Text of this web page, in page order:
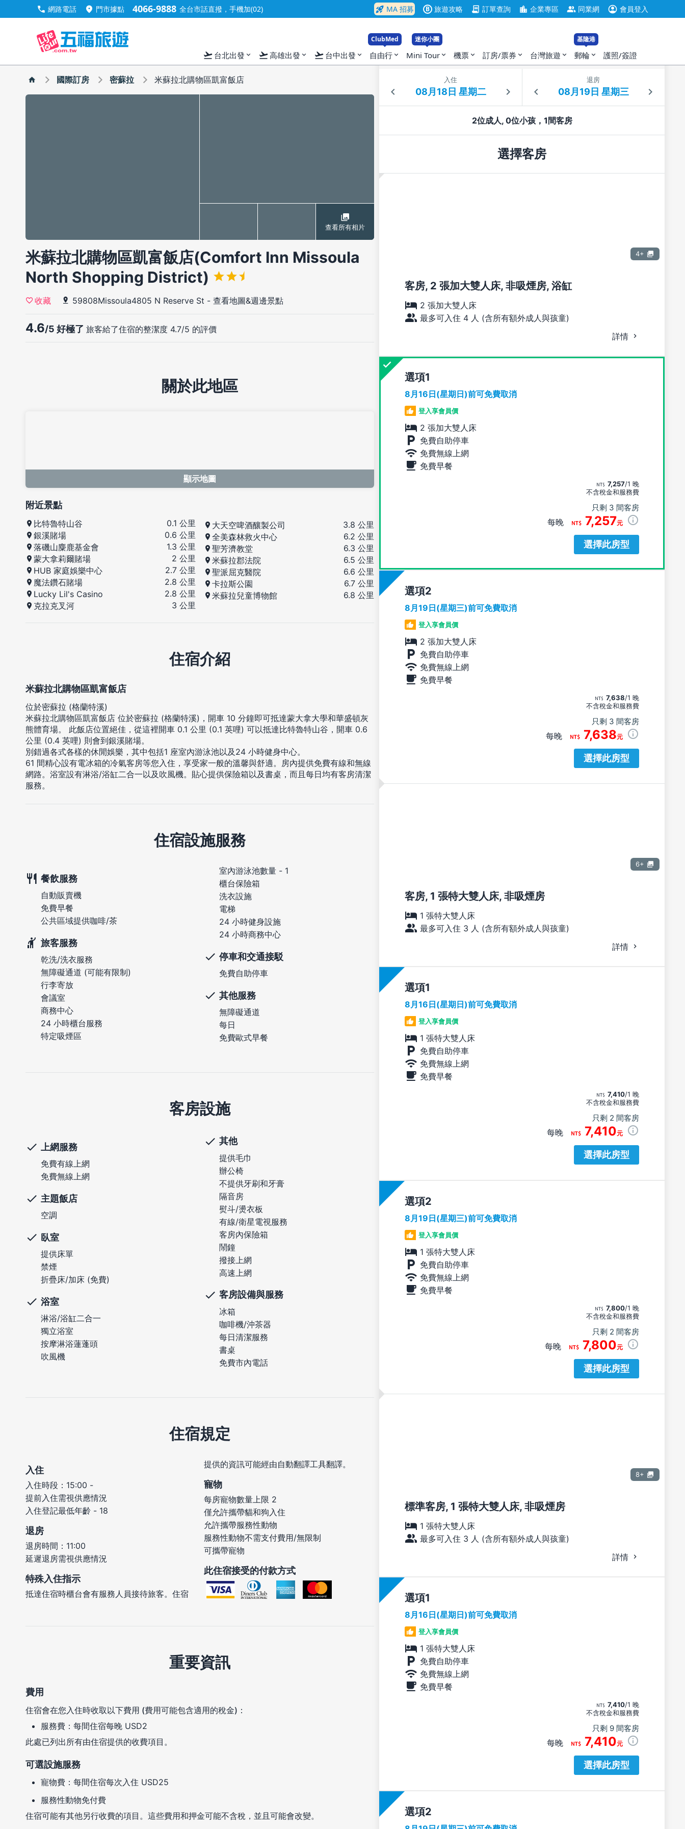
call 網路電話 location_on 門市據點 4066-9888 全台市話直撥，手機加(02) rocket_launch MA 招募 B 旅遊攻略 contract 訂單查詢 location_city 企業專區 group 同業網 account_circle 會員登入
flight_takeoff 台北出發 expand_more flight_takeoff高雄出發 expand_more flight_takeoff 台中出發 expand_more
ClubMed
自由行 expand_more
迷你小團
Mini Tour expand_more 機票 expand_more 訂房/票券 expand_more 台灣旅遊 expand_more
基隆港
郵輪 expand_more 護照/簽證
國際訂房 密蘇拉 米蘇拉北購物區凱富飯店
查看所有相片
米蘇拉北購物區凱富飯店(Comfort Inn Missoula
North Shopping District)
收藏 59808Missoula4805 N Reserve St - 查看地圖&週邊景點
4.6/5 好極了 旅客給了住宿的整潔度 4.7/5 的評價
入住 退房
2位成人, 0位小孩，1間客房
選擇客房
4+
客房, 2 張加大雙人床, 非吸煙房, 浴缸
2 張加大雙人床
最多可入住 4 人 (含所有額外成人與孩童)
詳情
選項
8月16日(星期日)前可免費取消
登入享會員價
2 張加大雙人床
免費自助停車
免費無線上網
免費早餐
7,257/1 晚
不含稅金和服務費
只剩 3 間客房
每晚 7,257元
選擇此房型
選項
8月19日(星期三)前可免費取消
登入享會員價
2 張加大雙人床
免費自助停車
免費無線上網
免費早餐
7,638/1 晚
不含稅金和服務費
只剩 3 間客房
每晚 7,638元
選擇此房型
6+
客房, 1 張特大雙人床, 非吸煙房
1 張特大雙人床
最多可入住 3 人 (含所有額外成人與孩童)
詳情
選項
8月16日(星期日)前可免費取消
登入享會員價
1 張特大雙人床
免費自助停車
免費無線上網
免費早餐
7,410/1 晚
不含稅金和服務費
只剩 2 間客房
每晚 7,410元
選擇此房型
選項
8月19日(星期三)前可免費取消
登入享會員價
1 張特大雙人床
免費自助停車
免費無線上網
免費早餐
7,800/1 晚
不含稅金和服務費
只剩 2 間客房
每晚 7,800元
選擇此房型
8+
標準客房, 1 張特大雙人床, 非吸煙房
1 張特大雙人床
最多可入住 3 人 (含所有額外成人與孩童)
詳情
選項
8月16日(星期日)前可免費取消
登入享會員價
1 張特大雙人床
免費自助停車
免費無線上網
免費早餐
7,410/1 晚
不含稅金和服務費
只剩 9 間客房
每晚 7,410元
選擇此房型
選項
關於此地區
顯示地圖
附近景點
比特魯特山谷
0.1 公里
銀溪賭場
0.6 公里
落磯山麋鹿基金會
1.3 公里
蒙大拿莉爾賭場
2 公里
HUB 家庭娛樂中心
2.7 公里
魔法鑽石賭場
2.8 公里
Lucky Lil's Casino
2.8 公里
克拉克叉河
3 公里
大天空啤酒釀製公司
3.8 公里
全美森林救火中心
6.2 公里
聖芳濟教堂
6.3 公里
米蘇拉郡法院
6.5 公里
聖派屈克醫院
6.6 公里
卡拉斯公園
6.7 公里
米蘇拉兒童博物館
6.8 公里
住宿介紹
米蘇拉北購物區凱富飯店
位於密蘇拉 (格蘭特溪)
米蘇拉北購物區凱富飯店 位於密蘇拉 (格蘭特溪)，開車 10 分鐘即可抵達蒙大拿大學和華盛頓灰
熊體育場。 此飯店位置絕佳，從這裡開車 0.1 公里 (0.1 英哩) 可以抵達比特魯特山谷，開車 0.6
公里 (0.4 英哩) 則會到銀溪賭場。
別錯過各式各樣的休閒娛樂，其中包括1 座室內游泳池以及24 小時健身中心。
61 間精心設有電冰箱的冷氣客房等您入住，享受家一般的溫馨與舒適。房內提供免費有線和無線
網路。浴室設有淋浴/浴缸二合一以及吹風機。貼心提供保險箱以及書桌，而且每日均有客房清潔
服務。
住宿設施服務
餐飲服務
自動販賣機
免費早餐
公共區域提供咖啡/茶
旅客服務
乾洗/洗衣服務
無障礙通道 (可能有限制)
行李寄放
會議室
商務中心
24 小時櫃台服務
特定吸煙區
室內游泳池數量 - 1
櫃台保險箱
洗衣設施
電梯
24 小時健身設施
24 小時商務中心
停車和交通接駁
免費自助停車
其他服務
無障礙通道
每日
免費歐式早餐
客房設施
上網服務
免費有線上網
免費無線上網
主題飯店
空調
臥室
提供床單
禁煙
折疊床/加床 (免費)
浴室
淋浴/浴缸二合一
獨立浴室
按摩淋浴蓮蓬頭
吹風機
其他
提供毛巾
辦公椅
不提供牙刷和牙膏
隔音房
熨斗/燙衣板
有線/衛星電視服務
客房內保險箱
鬧鐘
撥接上網
高速上網
客房設備與服務
冰箱
咖啡機/沖茶器
每日清潔服務
書桌
免費市內電話
住宿規定
入住
入住時段：15:00 -
提前入住需視供應情況
入住登記最低年齡 - 18
退房
退房時間：11:00
延遲退房需視供應情況
特殊入住指示
抵達住宿時櫃台會有服務人員接待旅客。住宿
提供的資訊可能經由自動翻譯工具翻譯。
寵物
每房寵物數量上限 2
僅允許攜帶貓和狗入住
允許攜帶服務性動物
服務性動物不需支付費用/無限制
可攜帶寵物
此住宿接受的付款方式
重要資訊
費用
住宿會在您入住時收取以下費用 (費用可能包含適用的稅金)：
服務費：每間住宿每晚 USD2
此處已列出所有由住宿提供的收費項目。
可選設施服務
寵物費：每間住宿每次入住 USD25
服務性動物免付費
住宿可能有其他另行收費的項目。這些費用和押金可能不含稅，並且可能會改變。